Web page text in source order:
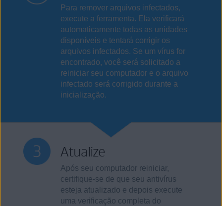
Para remover arquivos infectados,
execute a ferramenta. Ela verificará
automaticamente todas as unidades
disponíveis e tentará corrigir os
arquivos infectados. Se um vírus for
encontrado, você será solicitado a
reiniciar seu computador e o arquivo
infectado será corrigido durante a
inicialização.
Atualize
Após seu computador reiniciar,
certifique-se de que seu antivírus
esteja atualizado e depois execute
uma verificação completa do